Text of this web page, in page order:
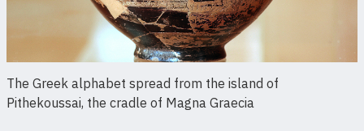
The Greek alphabet spread from the island of
Pithekoussai, the cradle of Magna Graecia